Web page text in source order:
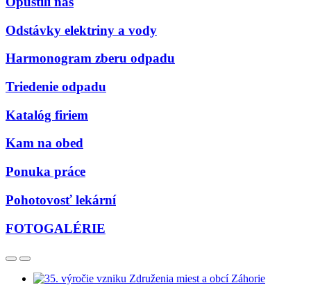
Odstávky elektriny a vody
Harmonogram zberu odpadu
Triedenie odpadu
Katalóg firiem
Kam na obed
Ponuka práce
Pohotovosť lekární
FOTOGALÉRIE